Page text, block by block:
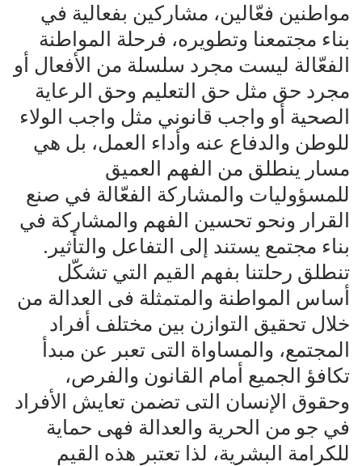
مواطنين فعّالين، مشاركين بفعالية في
بناء مجتمعنا وتطويره، فرحلة المواطنة
الفعّالة ليست مجرد سلسلة من الأفعال أو
مجرد حق مثل حق التعليم وحق الرعاية
الصحية أو واجب قانوني مثل واجب الولاء
للوطن والدفاع عنه وأداء العمل، بل هي
مسار ينطلق من الفهم العميق
للمسؤوليات والمشاركة الفعّالة في صنع
القرار ونحو تحسين الفهم والمشاركة في
بناء مجتمع يستند إلى التفاعل والتأثير.
تنطلق رحلتنا بفهم القيم التي تشكّل
أساس المواطنة والمتمثلة فى العدالة من
خلال تحقيق التوازن بين مختلف أفراد
المجتمع، والمساواة التى تعبر عن مبدأ
تكافؤ الجميع أمام القانون والفرص،
وحقوق الإنسان التى تضمن تعايش الأفراد
في جو من الحرية والعدالة فهى حماية
للكرامة البشرية، لذا تعتبر هذه القيم